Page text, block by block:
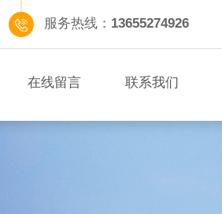
服务热线： 13655274926
在线留言 联系我们